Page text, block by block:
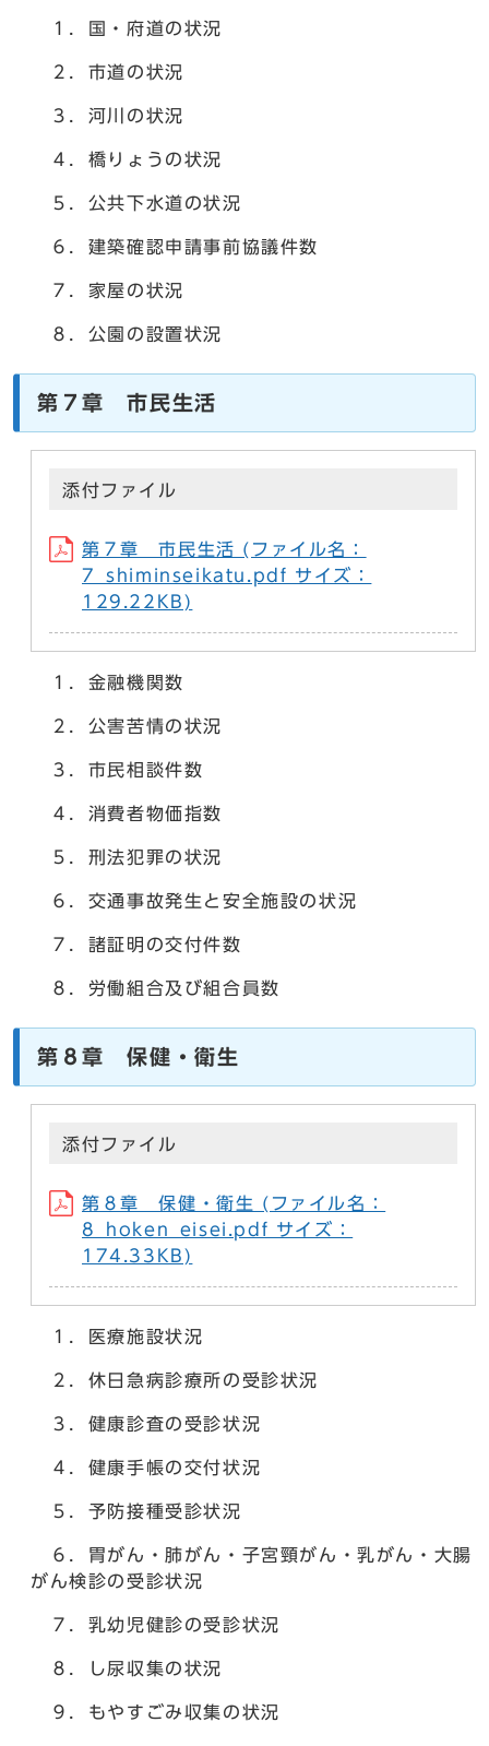
１．国・府道の状況
２．市道の状況
３．河川の状況
４．橋りょうの状況
５．公共下水道の状況
６．建築確認申請事前協議件数
７．家屋の状況
８．公園の設置状況
第７章 市民生活
添付ファイル
第７章 市民生活 (ファイル名：
7_shiminseikatu.pdf サイズ：
129.22KB)
１．金融機関数
２．公害苦情の状況
３．市民相談件数
４．消費者物価指数
５．刑法犯罪の状況
６．交通事故発生と安全施設の状況
７．諸証明の交付件数
８．労働組合及び組合員数
第８章 保健・衛生
添付ファイル
第８章 保健・衛生 (ファイル名：
8_hoken_eisei.pdf サイズ：
174.33KB)
１．医療施設状況
２．休日急病診療所の受診状況
３．健康診査の受診状況
４．健康手帳の交付状況
５．予防接種受診状況
６．胃がん・肺がん・子宮頸がん・乳がん・大腸
がん検診の受診状況
７．乳幼児健診の受診状況
８．し尿収集の状況
９．もやすごみ収集の状況